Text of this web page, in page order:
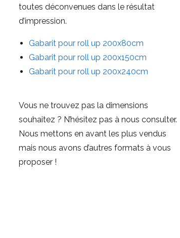
toutes déconvenues dans le résultat
d’impression.
Gabarit pour roll up 200x80cm
Gabarit pour roll up 200x150cm
Gabarit pour roll up 200x240cm
Vous ne trouvez pas la dimensions
souhaitez ? N’hésitez pas à nous consulter.
Nous mettons en avant les plus vendus
mais nous avons d’autres formats à vous
proposer !